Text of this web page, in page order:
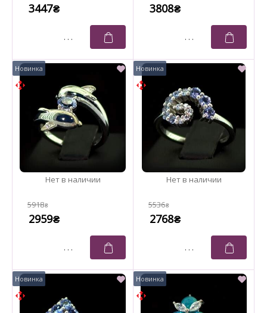
3447₴ 3808₴
5918₴
2959₴
5536₴
2768₴